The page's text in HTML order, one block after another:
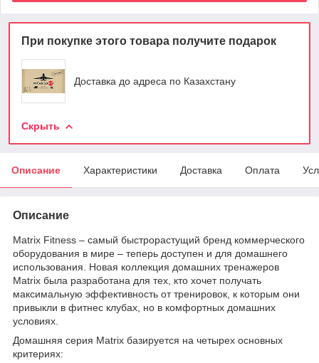
При покупке этого товара получите подарок
Доставка до адреса по Казахстану
Скрыть
Описание Характеристики Доставка Оплата
Описание
Matrix Fitness – самый быстрорастущий бренд коммерческого
оборудования в мире – теперь доступен и для домашнего
использования. Новая коллекция домашних тренажеров
Matrix была разработана для тех, кто хочет получать
максимальную эффективность от тренировок, к которым они
привыкли в фитнес клубах, но в комфортных домашних
условиях.
Домашняя серия Matrix базируется на четырех основных
критериях: